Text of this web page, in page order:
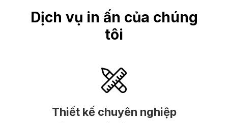
Dịch vụ in ấn của chúng
tôi
Thiết kế chuyên nghiệp